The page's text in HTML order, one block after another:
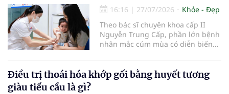
16:16 | 27/07/2026
Khỏe - Đẹp
Theo bác sĩ chuyên khoa cấp II
Nguyễn Trung Cấp, phần lớn bệnh
nhân mắc cúm mùa có diễn biến
mũi và có thể hồi phục sau khoảng
5-7 ngày. Tuy nhiên, vẫn có một tỷ
Điều trị thoái hóa khớp gối bằng huyết tương
giàu tiểu cầu là gì?